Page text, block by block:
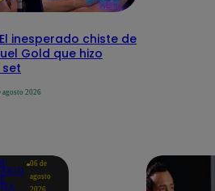
inesperado chiste de
Gold que hizo
agosto 2026
06 de
agosto